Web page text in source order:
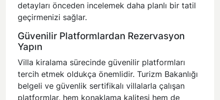
detayları önceden incelemek daha planlı bir tatil
geçirmenizi sağlar.
Güvenilir Platformlardan Rezervasyon
Yapın
Villa kiralama sürecinde güvenilir platformları
tercih etmek oldukça önemlidir. Turizm Bakanlığı
belgeli ve güvenlik sertifikalı villalarla çalışan
platformlar, hem konaklama kalitesi hem de